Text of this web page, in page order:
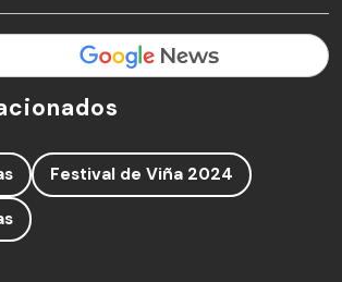
Festival de Viña 2024